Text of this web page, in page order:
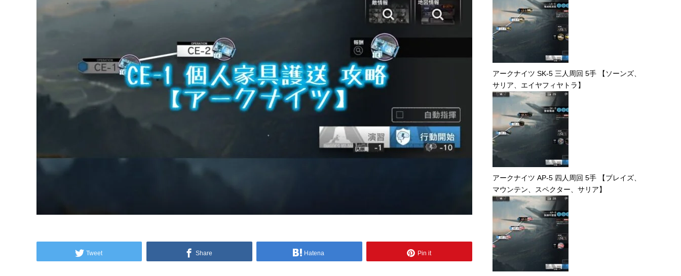
Tweet Share Hatena Pin it
アークナイツ SK-5 三人周回 5手 【ソーンズ、
サリア、エイヤフィヤトラ】
アークナイツ AP-5 四人周回 5手 【ブレイズ、
マウンテン、スペクター、サリア】